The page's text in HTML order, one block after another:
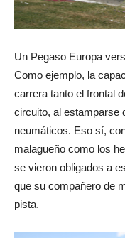
Un Pegaso Europa
Como ejemplo, la
carrera tanto el frontal
circuito, al estamparse
neumáticos. Eso sí,
malagueño como los
se vieron obligados a
que su compañero de
pista.